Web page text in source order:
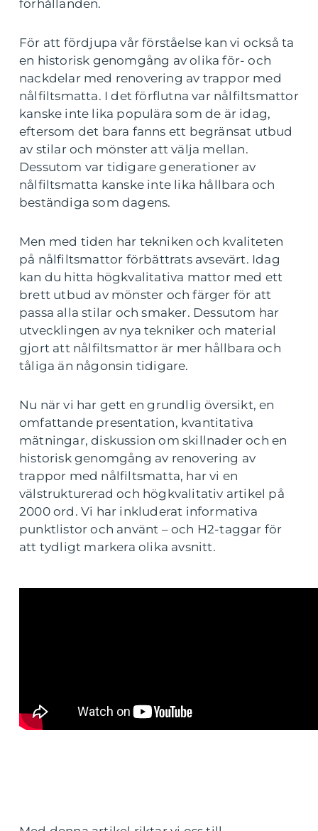
förhållanden.
För att fördjupa vår förståelse kan vi också ta
en historisk genomgång av olika för- och
nackdelar med renovering av trappor med
nålfiltsmatta. I det förflutna var nålfiltsmattor
kanske inte lika populära som de är idag,
eftersom det bara fanns ett begränsat utbud
av stilar och mönster att välja mellan.
Dessutom var tidigare generationer av
nålfiltsmatta kanske inte lika hållbara och
beständiga som dagens.
Men med tiden har tekniken och kvaliteten
på nålfiltsmattor förbättrats avsevärt. Idag
kan du hitta högkvalitativa mattor med ett
brett utbud av mönster och färger för att
passa alla stilar och smaker. Dessutom har
utvecklingen av nya tekniker och material
gjort att nålfiltsmattor är mer hållbara och
tåliga än någonsin tidigare.
Nu när vi har gett en grundlig översikt, en
omfattande presentation, kvantitativa
mätningar, diskussion om skillnader och en
historisk genomgång av renovering av
trappor med nålfiltsmatta, har vi en
välstrukturerad och högkvalitativ artikel på
2000 ord. Vi har inkluderat informativa
punktlistor och använt – och H2-taggar för
att tydligt markera olika avsnitt.